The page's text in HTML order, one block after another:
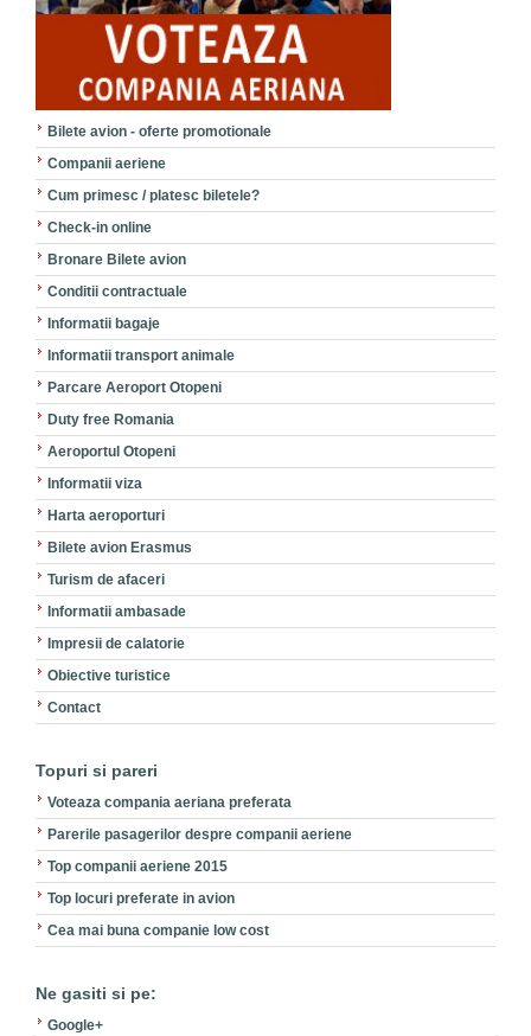
Bilete avion - oferte promotionale
Companii aeriene
Cum primesc / platesc biletele?
Check-in online
Bronare Bilete avion
Conditii contractuale
Informatii bagaje
Informatii transport animale
Parcare Aeroport Otopeni
Duty free Romania
Aeroportul Otopeni
Informatii viza
Harta aeroporturi
Bilete avion Erasmus
Turism de afaceri
Informatii ambasade
Impresii de calatorie
Obiective turistice
Contact
Topuri si pareri
Voteaza compania aeriana preferata
Parerile pasagerilor despre companii aeriene
Top companii aeriene 2015
Top locuri preferate in avion
Cea mai buna companie low cost
Ne gasiti si pe:
Google+